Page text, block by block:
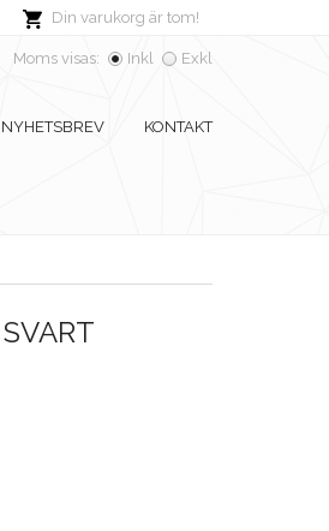
Din varukorg är tom!
Moms visas: Inkl Exkl
NYHETSBREV KONTAKT